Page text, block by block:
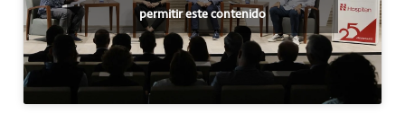
permitir este contenido